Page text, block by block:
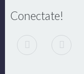
Conectate!